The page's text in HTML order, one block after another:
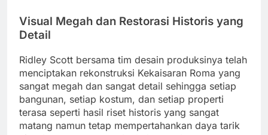
Visual Megah dan Restorasi Historis yang
Detail
Ridley Scott bersama tim desain produksinya telah
menciptakan rekonstruksi Kekaisaran Roma yang
sangat megah dan sangat detail sehingga setiap
bangunan, setiap kostum, dan setiap properti
terasa seperti hasil riset historis yang sangat
matang namun tetap mempertahankan daya tarik